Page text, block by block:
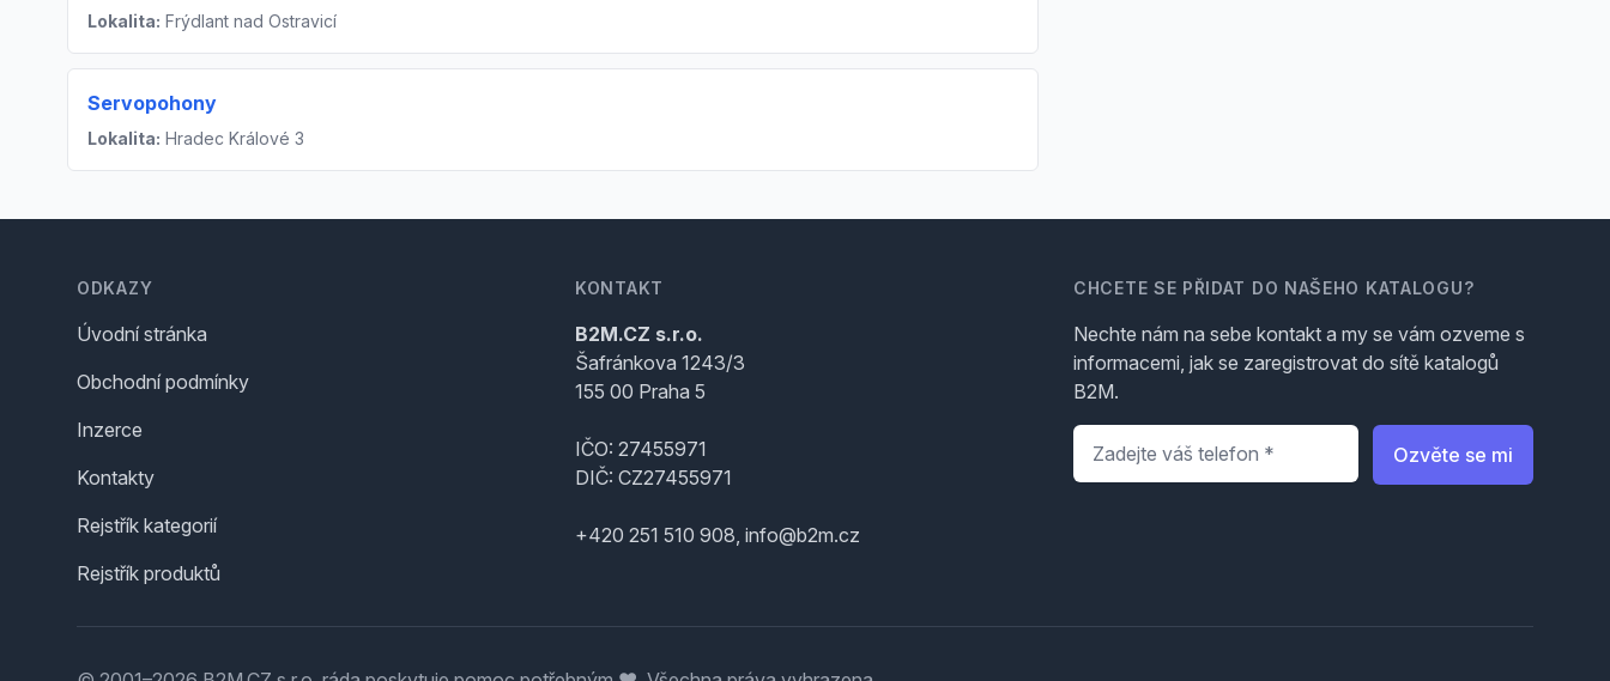
Lokalita: Frýdlant nad Ostravicí
Servopohony
Lokalita: Hradec Králové 3
ODKAZY
Úvodní stránka
Obchodní podmínky
Inzerce
Kontakty
Rejstřík kategorií
Rejstřík produktů
KONTAKT
B2M.CZ s.r.o.
Šafránkova 1243/3
155 00 Praha 5
IČO: 27455971
DIČ: CZ27455971
+420 251 510 908, info@b2m.cz
CHCETE SE PŘIDAT DO NAŠEHO KATALOGU?
Nechte nám na sebe kontakt a my se vám ozveme s
informacemi, jak se zaregistrovat do sítě katalogů
B2M.
Telefon
Ozvěte se mi